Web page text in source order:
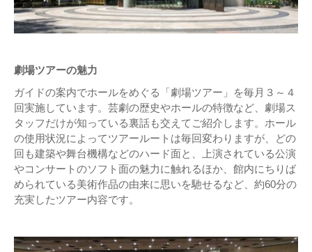
劇場ツアーの魅力
ガイドの案内でホールをめぐる「劇場ツアー」を毎月３～４
回実施しています。芸劇の歴史やホールの特徴など、劇場ス
タッフだけが知っている裏話も交えてご紹介します。ホール
の使用状況によってツアールートは毎回変わりますが、どの
回も建築や舞台機構などのハード面と、上演されている公演
やコンサートのソフト面の魅力に触れるほか、館内にちりば
められている美術作品の由来に思いを馳せるなど、約60分の
充実したツアー内容です。